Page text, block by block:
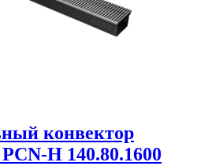
конвектор
H 140.80.1600